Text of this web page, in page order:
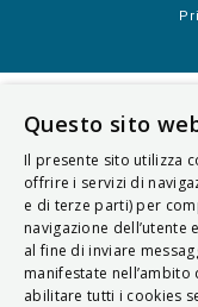
Questo sito
Il presente sito utilizza
offrire i servizi di
e di terze parti) per
navigazione
al fine di inviare
manifestate
abilitare tutti i cookies